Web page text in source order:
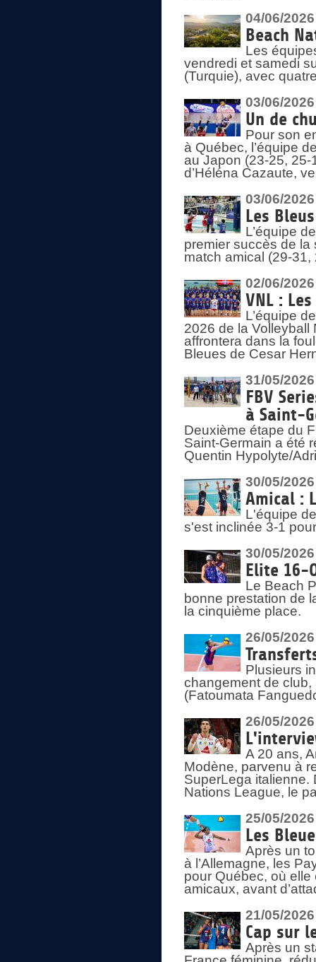
04/06/2026
Beach
Les
vendredi et samedi
(Turquie), avec
03/06/2026
Un de
Pour son
à Québec, l’équipe
au Japon (23-25,
d’Héléna Cazaute,
03/06/2026
Les
L’équipe
premier succès de la
match amical (29-
02/06/2026
VNL :
L’équipe
2026 de la
affrontera dans la
Bleues de Cesar
31/05/2026
FBV
à Saint-
Deuxième étape du
Saint-Germain a été
Quentin Hypolyte/
30/05/2026
Amical :
L'équipe
s'est inclinée 3-1
30/05/2026
Elite 16-
Le Beach
bonne prestation de
la cinquième place.
26/05/2026
Plusieurs
changement de
(Fatoumata
26/05/2026
A 20 ans,
Modène, parvenu à
SuperLega italienne.
Nations League, le
25/05/2026
Les
Après un
à l’Allemagne, les
pour Québec, où
amicaux, avant
21/05/2026
Cap sur
Après un